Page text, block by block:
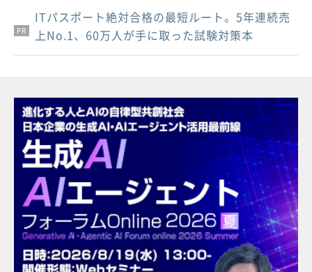
PR
PR
PR
ITパスポート絶対合格の最短ルート。5年連続売
上No.1、60万人が手に取った試験対策本